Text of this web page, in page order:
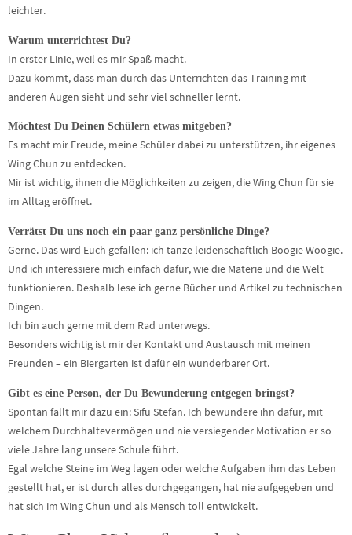
leichter.
Warum unterrichtest Du?
In erster Linie, weil es mir Spaß macht.
Dazu kommt, dass man durch das Unterrichten das Training mit
anderen Augen sieht und sehr viel schneller lernt.
Möchtest Du Deinen Schülern etwas mitgeben?
Es macht mir Freude, meine Schüler dabei zu unterstützen, ihr eigenes
Wing Chun zu entdecken.
Mir ist wichtig, ihnen die Möglichkeiten zu zeigen, die Wing Chun für sie
im Alltag eröffnet.
Verrätst Du uns noch ein paar ganz persönliche Dinge?
Gerne. Das wird Euch gefallen: ich tanze leidenschaftlich Boogie Woogie.
Und ich interessiere mich einfach dafür, wie die Materie und die Welt
funktionieren. Deshalb lese ich gerne Bücher und Artikel zu technischen
Dingen.
Ich bin auch gerne mit dem Rad unterwegs.
Besonders wichtig ist mir der Kontakt und Austausch mit meinen
Freunden – ein Biergarten ist dafür ein wunderbarer Ort.
Gibt es eine Person, der Du Bewunderung entgegen bringst?
Spontan fällt mir dazu ein: Sifu Stefan. Ich bewundere ihn dafür, mit
welchem Durchhaltevermögen und nie versiegender Motivation er so
viele Jahre lang unsere Schule führt.
Egal welche Steine im Weg lagen oder welche Aufgaben ihm das Leben
gestellt hat, er ist durch alles durchgegangen, hat nie aufgegeben und
hat sich im Wing Chun und als Mensch toll entwickelt.